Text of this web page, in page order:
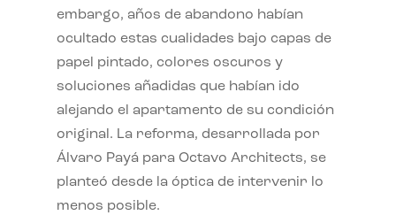
embargo, años de abandono habían
ocultado estas cualidades bajo capas de
papel pintado, colores oscuros y
soluciones añadidas que habían ido
alejando el apartamento de su condición
original. La reforma, desarrollada por
Álvaro Payá para Octavo Architects, se
planteó desde la óptica de intervenir lo
menos posible.